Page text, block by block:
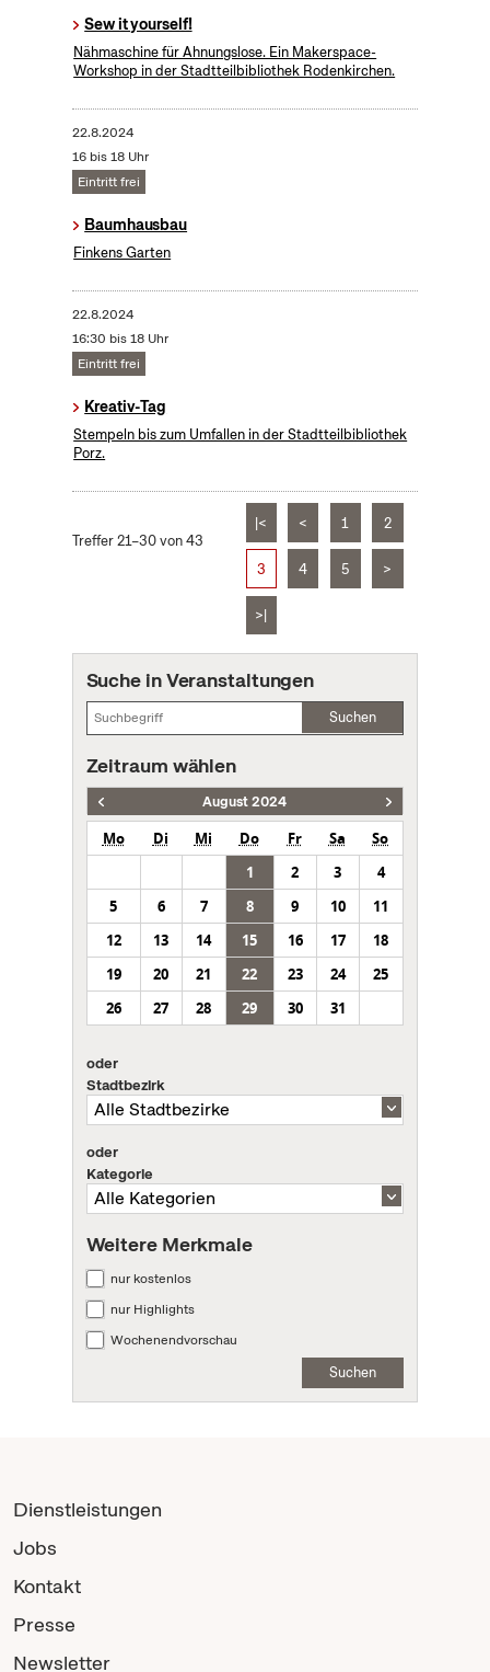
Sew it yourself!
Nähmaschine für Ahnungslose. Ein Makerspace-
Workshop in der Stadtteilbibliothek Rodenkirchen.
22.8.2024
16 bis 18 Uhr
Eintritt frei
Baumhausbau
Finkens Garten
22.8.2024
16:30 bis 18 Uhr
Eintritt frei
Kreativ-Tag
Stempeln bis zum Umfallen in der Stadtteilbibliothek
Porz.
Treffer 21–30 von 43
|< < 1 2
3 4 5 >
>|
Suche in Veranstaltungen
Suchen
Zeitraum wählen
August 2024
Mo Di Mi Do Fr Sa
So
1
2 3
4
5
6 7 8 9 10
11
12
13 14 15 16 17
18
19
20 21 22 23 24
25
26
27 28 29 30 31
oder
Stadtbezirk
oder
Kategorie
Weitere Merkmale
nur kostenlos
nur Highlights
Wochenendvorschau
Suchen
Dienstleistungen
Jobs
Kontakt
Presse
Newsletter